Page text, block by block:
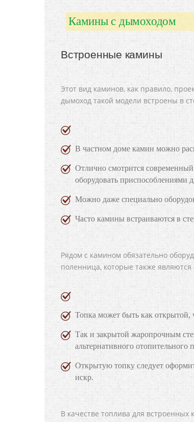
Камины с дымоходом
Встроенные камины
Этот вид каминов, как правило,
дымоход такой модели встроены в
В частном доме камин можно
Отлично смотрится
оборудовать приспособлениями
Можно даже специально
Часто камины встраиваются в
Рядом с камином обязательно
поленница, которые также
Топка может быть как открытой,
Так и закрытой жаропрочным
альтернативного отопительного
Открытую топку следует
искр.
В качестве топлива для встроенных